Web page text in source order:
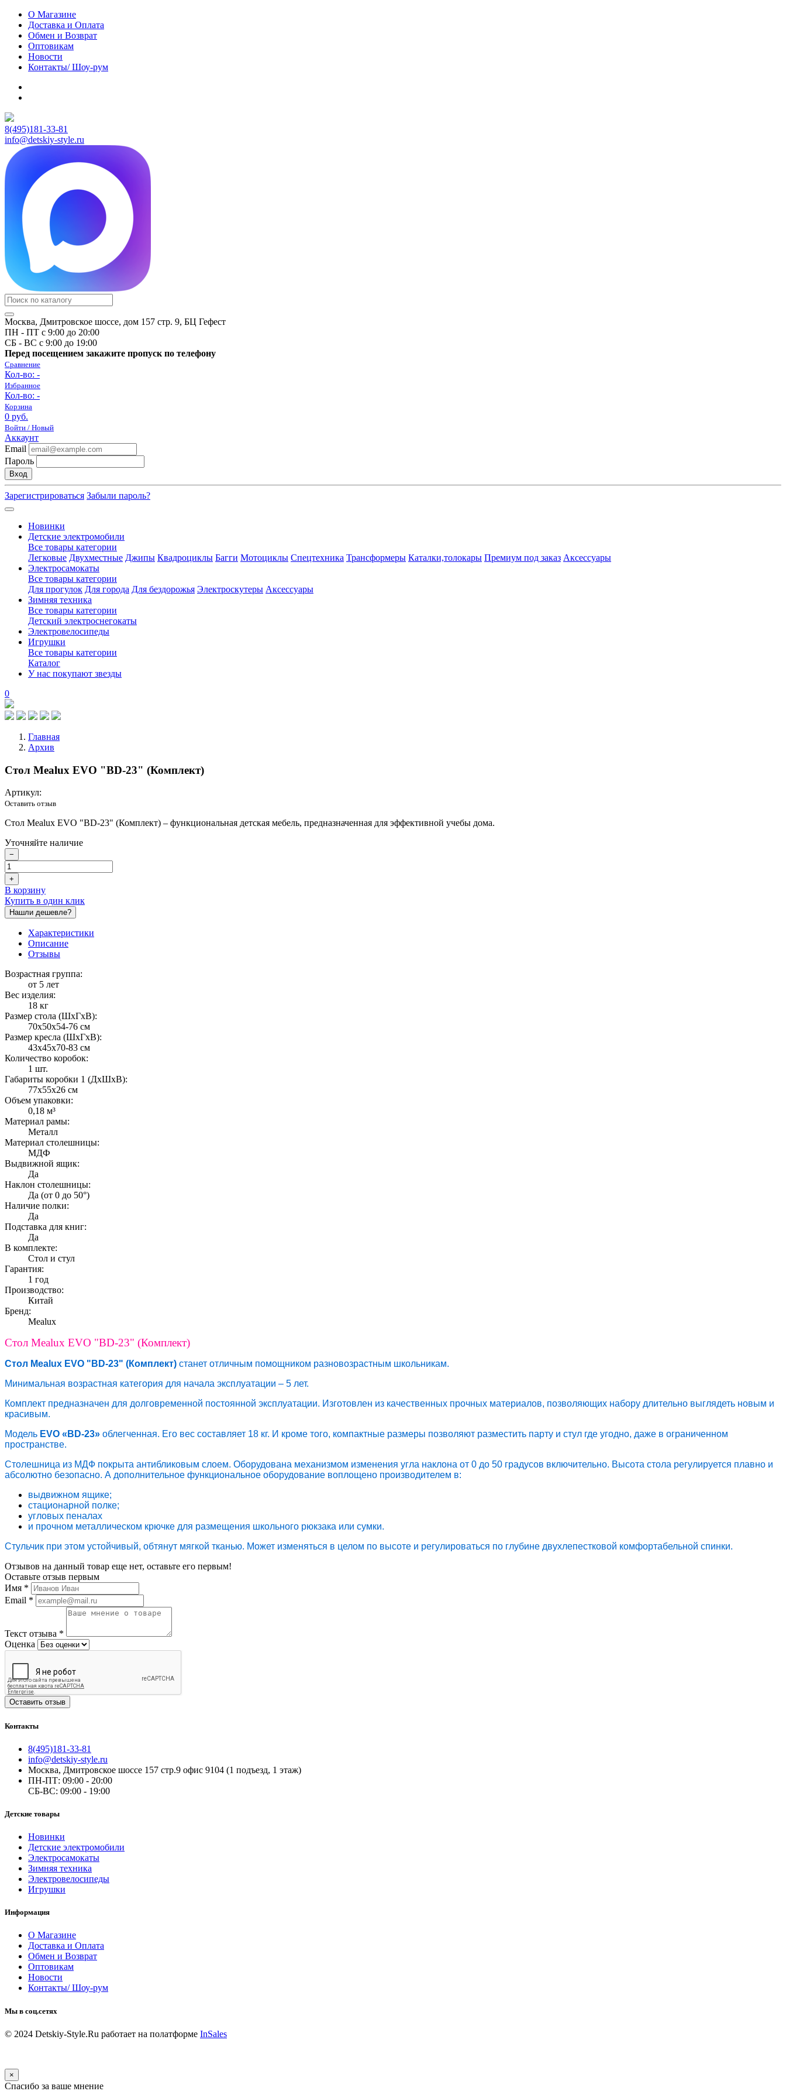
О Магазине
Доставка и Оплата
Обмен и Возврат
Оптовикам
Новости
Контакты/ Шоу-рум
8(495)181-33-81
info@detskiy-style.ru
Москва, Дмитровское шоссе, дом 157 стр. 9, БЦ Гефест
ПН - ПТ с 9:00 до 20:00
СБ - ВС с 9:00 до 19:00
Перед посещением закажите пропуск по телефону
Сравнение
Кол-во: -
Избранное
Кол-во: -
Корзина
0 руб.
Войти / Новый
Аккаунт
Email
Пароль
Вход
Зарегистрироваться Забыли пароль?
Новинки
Детские электромобили
Все товары категории
Легковые Двухместные Джипы Квадроциклы Багги Мотоциклы Спецтехника Трансформеры Каталки,толокары Премиум под заказ Аксессуары
Электросамокаты
Все товары категории
Для прогулок Для города Для бездорожья Электроскутеры Аксессуары
Зимняя техника
Все товары категории
Детский электроснегокаты
Электровелосипеды
Игрушки
Все товары категории
Каталог
У нас покупают звезды
0
Главная
Архив
Стол Mealux EVO "BD-23" (Комплект)
Артикул:
Оставить отзыв
Стол Mealux EVO "BD-23" (Комплект) – функциональная детская мебель, предназначенная для эффективной учебы дома.
Уточняйте наличие
−
+
В корзину
Купить в один клик
Нашли дешевле?
Характеристики
Описание
Отзывы
Возрастная группа:
от 5 лет
Вес изделия:
18 кг
Размер стола (ШxГxВ):
70х50х54-76 см
Размер кресла (ШхГхВ):
43х45х70-83 см
Количество коробок:
1 шт.
Габариты коробки 1 (ДxШxВ):
77х55х26 см
Объем упаковки:
0,18 м³
Материал рамы:
Металл
Материал столешницы:
МДФ
Выдвижной ящик:
Да
Наклон столешницы:
Да (от 0 до 50°)
Наличие полки:
Да
Подставка для книг:
Да
В комплекте:
Стол и стул
Гарантия:
1 год
Производство:
Китай
Бренд:
Mealux
Стол Mealux EVO "BD-23" (Комплект)
Стол Mealux EVO "BD-23" (Комплект) станет отличным помощником разновозрастным школьникам.
Минимальная возрастная категория для начала эксплуатации – 5 лет.
Комплект предназначен для долговременной постоянной эксплуатации. Изготовлен из качественных прочных материалов, позволяющих набору длительно выглядеть новым и
красивым.
Модель EVO «BD-23» облегченная. Его вес составляет 18 кг. И кроме того, компактные размеры позволяют разместить парту и стул где угодно, даже в ограниченном
пространстве.
Столешница из МДФ покрыта антибликовым слоем. Оборудована механизмом изменения угла наклона от 0 до 50 градусов включительно. Высота стола регулируется плавно и
абсолютно безопасно. А дополнительное функциональное оборудование воплощено производителем в:
выдвижном ящике;
стационарной полке;
угловых пеналах
и прочном металлическом крючке для размещения школьного рюкзака или сумки.
Стульчик при этом устойчивый, обтянут мягкой тканью. Может изменяться в целом по высоте и регулироваться по глубине двухлепестковой комфортабельной спинки.
Отзывов на данный товар еще нет, оставьте его первым!
Оставьте отзыв первым
Имя *
Email *
Текст отзыва *
Оценка
Оставить отзыв
Контакты
8(495)181-33-81
info@detskiy-style.ru
Москва, Дмитровское шоссе 157 стр.9 офис 9104 (1 подъезд, 1 этаж)
ПН-ПТ: 09:00 - 20:00
СБ-ВС: 09:00 - 19:00
Детские товары
Новинки
Детские электромобили
Электросамокаты
Зимняя техника
Электровелосипеды
Игрушки
Информация
О Магазине
Доставка и Оплата
Обмен и Возврат
Оптовикам
Новости
Контакты/ Шоу-рум
Мы в соц.сетях
© 2024 Detskiy-Style.Ru работает на полатформе InSales
×
Спасибо за ваше мнение